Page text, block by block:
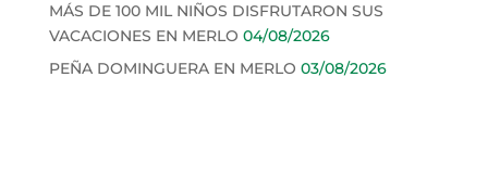
MÁS DE 100 MIL NIÑOS DISFRUTARON SUS
VACACIONES EN MERLO 04/08/2026
PEÑA DOMINGUERA EN MERLO 03/08/2026